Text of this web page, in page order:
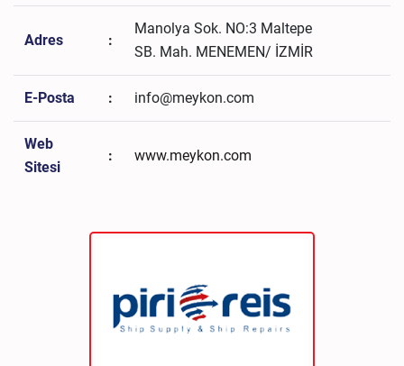
Adres :
Manolya Sok. NO:3 Maltepe
SB. Mah. MENEMEN/ İZMİR
E-Posta : info@meykon.com
Web
Sitesi
: www.meykon.com